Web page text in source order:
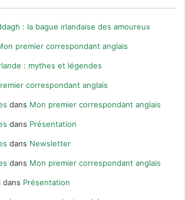
: la bague irlandaise des amoureux
premier correspondant anglais
: mythes et légendes
correspondant anglais
dans Mon premier correspondant anglais
dans Présentation
dans Newsletter
dans Mon premier correspondant anglais
dans Présentation